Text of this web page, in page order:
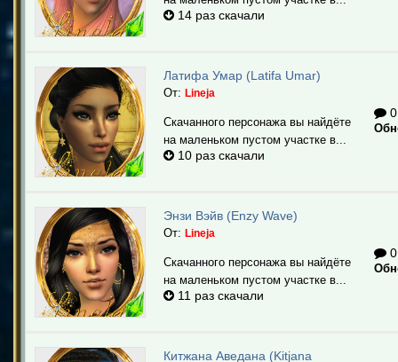
14 раз скачали
Латифа Умар (Latifa Umar)
От: Lineja
Скачанного персонажа вы найдёте
на маленьком пустом участке в...
10 раз скачали
Энзи Вэйв (Enzy Wave)
От: Lineja
Скачанного персонажа вы найдёте
на маленьком пустом участке в...
11 раз скачали
Китжана Аведана (Kitjana